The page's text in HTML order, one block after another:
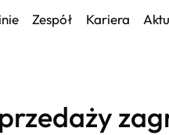
Zespół Kariera